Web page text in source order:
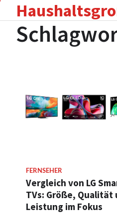
content
FERNSEHER
Vergleich von LG
TVs: Größe, Qualität
Leistung im Fokus